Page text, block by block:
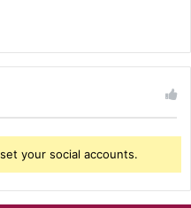
your social accounts.